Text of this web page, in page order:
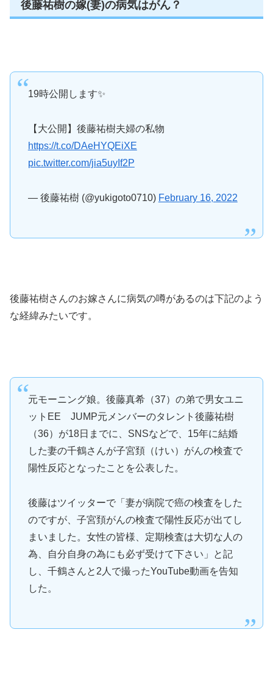
後藤祐樹の嫁(妻)の病気はがん？
19時公開します✨
【大公開】後藤祐樹夫婦の私物
https://t.co/DAeHYQEiXE
pic.twitter.com/jia5uyIf2P
— 後藤祐樹 (@yukigoto0710) February 16, 2022
後藤祐樹さんのお嫁さんに病気の噂があるのは下記のよう
な経緯みたいです。
元モーニング娘。後藤真希（37）の弟で男女ユニ
ットEE JUMP元メンバーのタレント後藤祐樹
（36）が18日までに、SNSなどで、15年に結婚
した妻の千鶴さんが子宮頚（けい）がんの検査で
陽性反応となったことを公表した。
後藤はツイッターで「妻が病院で癌の検査をした
のですが、子宮頚がんの検査で陽性反応が出てし
まいました。女性の皆様、定期検査は大切な人の
為、自分自身の為にも必ず受けて下さい」と記
し、千鶴さんと2人で撮ったYouTube動画を告知
した。